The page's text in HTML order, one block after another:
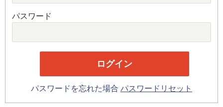
パスワード
パスワードを忘れた場合 パスワードリセット